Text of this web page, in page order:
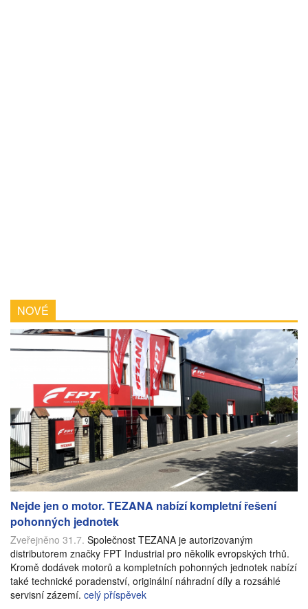
NOVÉ
Nejde jen o motor. TEZANA nabízí kompletní řešení
pohonných jednotek
Zveřejněno 31.7. Společnost TEZANA je autorizovaným
distributorem značky FPT Industrial pro několik evropských trhů.
Kromě dodávek motorů a kompletních pohonných jednotek nabízí
také technické poradenství, originální náhradní díly a rozsáhlé
servisní zázemí. celý příspěvek